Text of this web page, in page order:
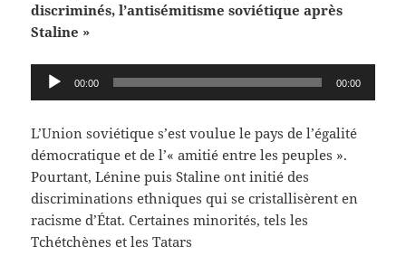
discriminés, l’antisémitisme soviétique après
Staline »
Lecteur
audio
00:00 00:00
L’Union soviétique s’est voulue le pays de l’égalité
démocratique et de l’« amitié entre les peuples ».
Pourtant, Lénine puis Staline ont initié des
discriminations ethniques qui se cristallisèrent en
racisme d’État. Certaines minorités, tels les
Tchétchènes et les Tatars